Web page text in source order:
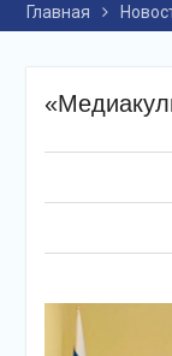
Главная